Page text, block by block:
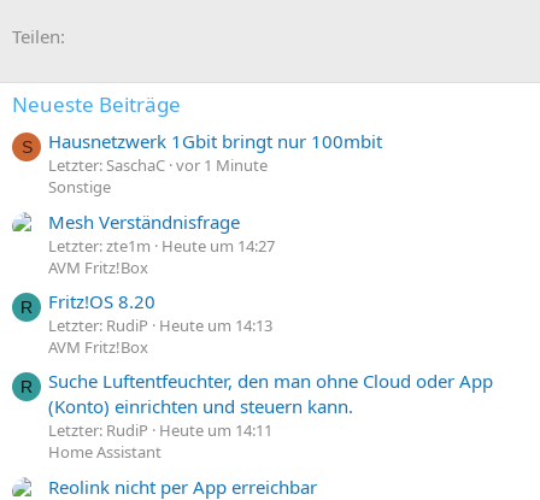
Teilen:
Neueste Beiträge
S Hausnetzwerk 1Gbit bringt nur 100mbit
Letzter: SaschaC vor 1 Minute
Sonstige
Mesh Verständnisfrage
Letzter: zte1m
Heute um 14:27
AVM Fritz!Box
R Fritz!OS 8.20
Letzter: RudiP
Heute um 14:13
AVM Fritz!Box
R
Suche Luftentfeuchter, den man ohne Cloud oder App
(Konto) einrichten und steuern kann.
Letzter: RudiP
Heute um 14:11
Home Assistant
Reolink nicht per App erreichbar